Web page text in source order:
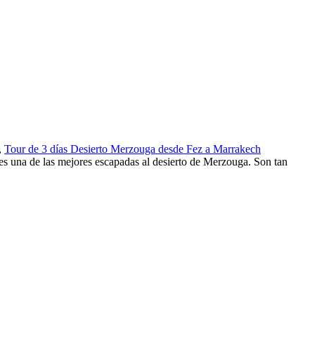
, Tour de 3 días Desierto Merzouga desde Fez a Marrakech
de las mejores escapadas al desierto de Merzouga. Son tan